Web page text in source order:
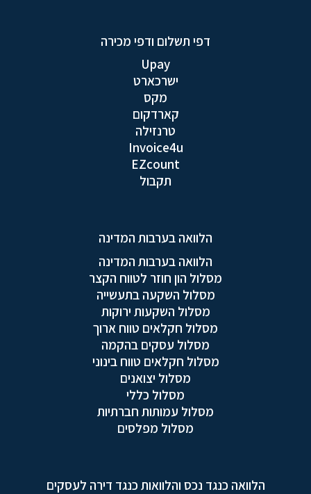
דפי תשלום ודפי מכירה
Upay
ישרכארט
מקס
קארדקום
טרנזילה
Invoice4u
EZcount
תקבול
הלוואה בערבות המדינה
הלוואה בערבות המדינה
מסלול הון חוזר לטווח הקצר
מסלול השקעה בתעשייה
מסלול השקעות ירוקות
מסלול חקלאים טווח ארוך
מסלול עסקים בהקמה
מסלול חקלאים טווח בינוני
מסלול יצואנים
מסלול כללי
מסלול עמותות חברתיות
מסלול מפלסים
הלוואה כנגד נכס והלוואות כנגד דירה לעסקים